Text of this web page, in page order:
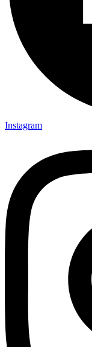
Instagram